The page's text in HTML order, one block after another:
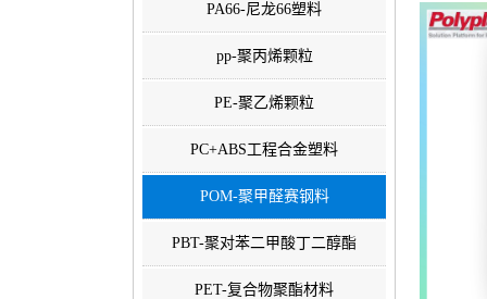
PA66-尼龙66塑料
pp-聚丙烯颗粒
PE-聚乙烯颗粒
PC+ABS工程合金塑料
POM-聚甲醛赛钢料
PBT-聚对苯二甲酸丁二醇酯
PET-复合物聚酯材料